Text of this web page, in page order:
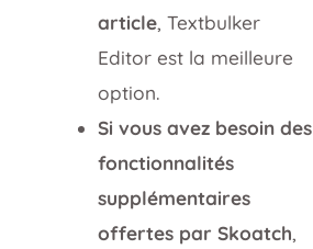
article, Textbulker
Editor est la meilleure
option.
Si vous avez besoin des
fonctionnalités
supplémentaires
offertes par Skoatch,